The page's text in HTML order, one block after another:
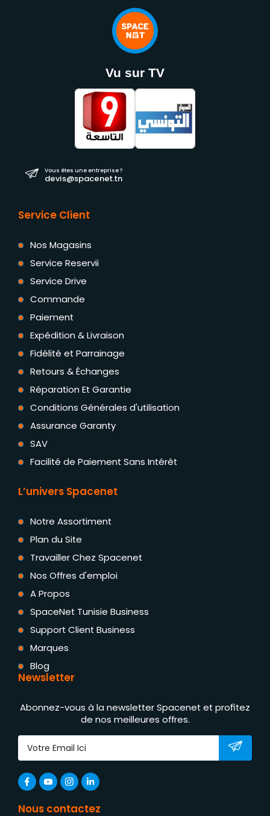
Vu sur TV
Vous êtes une entreprise ?
devis@spacenet.tn
Service Client
Nos Magasins
Service Reservii
Service Drive
Commande
Paiement
Expédition & Livraison
Fidélité et Parrainage
Retours & Échanges
Réparation Et Garantie
Conditions Générales d'utilisation
Assurance Garanty
SAV
Facilité de Paiement Sans Intérêt
L’univers Spacenet
Notre Assortiment
Plan du Site
Travailler Chez Spacenet
Nos Offres d'emploi
A Propos
SpaceNet Tunisie Business
Support Client Business
Marques
Blog
Newsletter
Abonnez-vous à la newsletter Spacenet et profitez
de nos meilleures offres.
Nous contactez